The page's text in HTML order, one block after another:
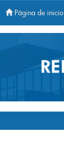
Página de inicio